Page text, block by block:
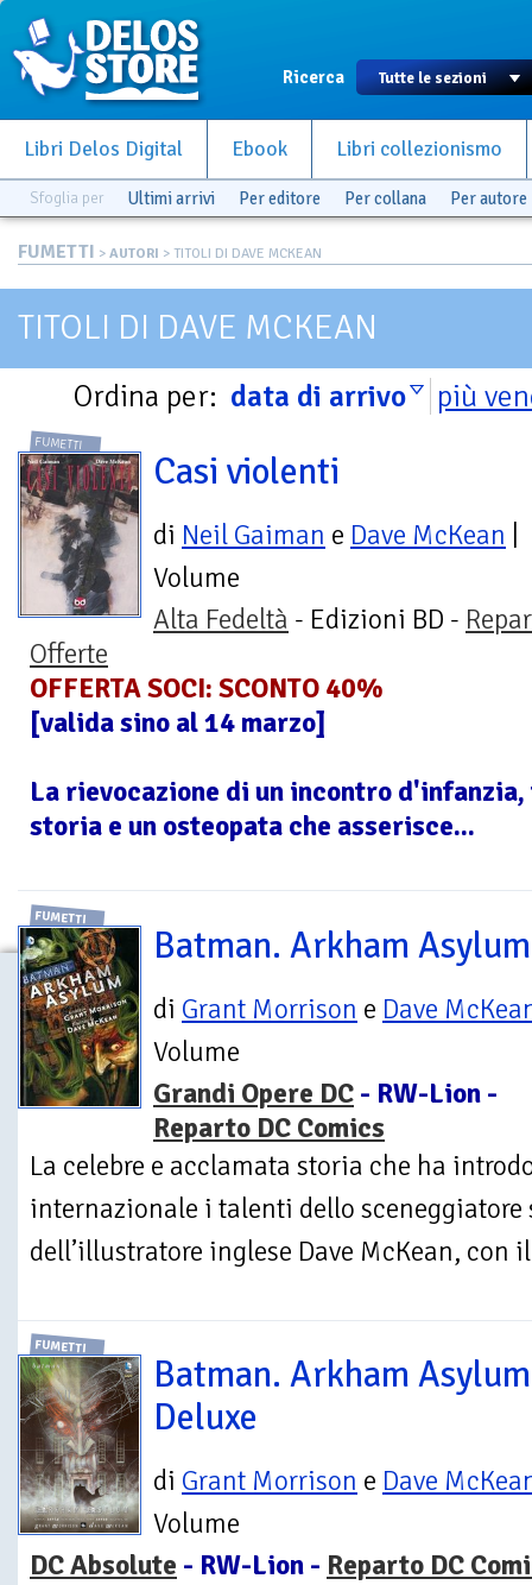
Ricerca
Libri Delos Digital Ebook Libri collezionismo
Sfoglia per Ultimi arrivi Per editore Per collana Per autore
FUMETTI > AUTORI > TITOLI DI DAVE MCKEAN
TITOLI DI DAVE MCKEAN
Ordina per: data di arrivo più
FUMETTI
Casi violenti
di Neil Gaiman e Dave McKean
Volume
Alta Fedeltà - Edizioni BD -
Offerte
OFFERTA SOCI: SCONTO 40%
[valida sino al 14 marzo]
La rievocazione di un incontro
storia e un osteopata che asserisce...
FUMETTI
Batman. Arkham Asylum
di Grant Morrison e Dave
Volume
Grandi Opere DC - RW-Lion -
Reparto DC Comics
La celebre e acclamata storia che ha
internazionale i talenti dello sceneggiatore
dell’illustratore inglese Dave McKean, con
FUMETTI
Batman. Arkham
Deluxe
di Grant Morrison e Dave
Volume
DC Absolute - RW-Lion - Reparto DC